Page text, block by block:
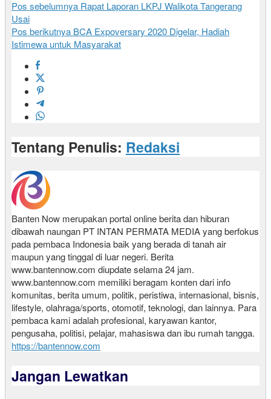
Pos sebelumnya Rapat Laporan LKPJ Walikota Tangerang
Usai
Pos berikutnya BCA Expoversary 2020 Digelar, Hadiah
Istimewa untuk Masyarakat
Tentang Penulis: Redaksi
Banten Now merupakan portal online berita dan hiburan
dibawah naungan PT INTAN PERMATA MEDIA yang berfokus
pada pembaca Indonesia baik yang berada di tanah air
maupun yang tinggal di luar negeri. Berita
www.bantennow.com diupdate selama 24 jam.
www.bantennow.com memiliki beragam konten dari info
komunitas, berita umum, politik, peristiwa, internasional, bisnis,
lifestyle, olahraga/sports, otomotif, teknologi, dan lainnya. Para
pembaca kami adalah profesional, karyawan kantor,
pengusaha, politisi, pelajar, mahasiswa dan ibu rumah tangga.
https://bantennow.com
Jangan Lewatkan